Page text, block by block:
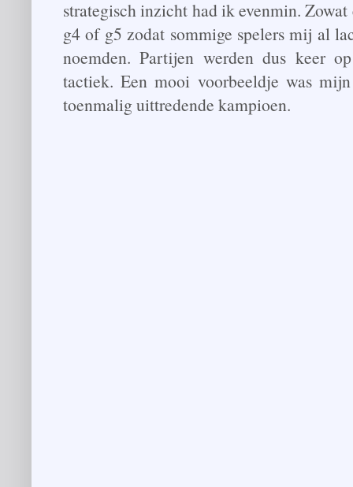
strategisch inzicht had ik evenmin.
g4 of g5 zodat sommige spelers mij al
noemden. Partijen werden dus keer
tactiek. Een mooi voorbeeldje was
toenmalig uittredende kampioen.